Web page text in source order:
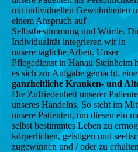
mit individuellen Gewohnheiten
einem Anspruch auf
Selbstbestimmung und Würde.
Individualität integrieren wir in
unsere tägliche Arbeit. Unser
Pflegedienst in Hanau Steinheim
es sich zur Aufgabe gemacht, eine
ganzheitliche Kranken- und
Die Zufriedenheit unserer
unseres Handelns. So steht im
unsere Patienten, um diesen ein
selbst bestimmtes Leben zu
körperlichen, geistigen und
zugewinnen und / oder zu